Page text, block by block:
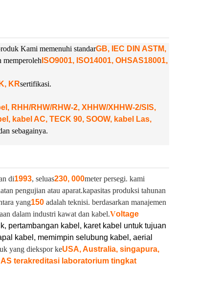
Kami memenuhi standarGB, IEC DIN ASTM,
memperoleh ISO9001, ISO14001, OHSAS18001,
KRsertifikasi.
RHH/RHW/RHW-2, XHHW/XHHW-2/SIS,
kabel AC, TECK 90, SOOW, kabel Las,
sebagainya.
di1993, seluas230, 000meter persegi. kami
pengujian atau aparat.kapasitas produksi tahunan
yang150 adalah teknisi. berdasarkan manajemen
dalam industri kawat dan kabel.Voltage
pertambangan kabel, karet kabel untuk tujuan
kabel, memimpin selubung kabel, aerial
yang diekspor keUSA, Australia, singapura,
terakreditasi laboratorium tingkat